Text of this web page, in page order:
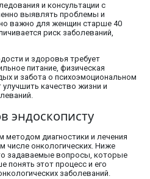
и консультации с
выявлять проблемы и
важно для женщин старше 40
риск заболеваний,
и здоровья требует
питание, физическая
и забота о психоэмоциональном
качество жизни и
эндоскописту
диагностики и лечения
числе онкологических. Ниже
задаваемые вопросы, которые
понять этот процесс и его
заболеваний.